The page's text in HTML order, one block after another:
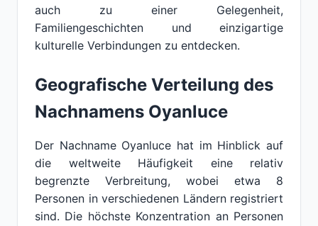
auch zu einer Gelegenheit,
Familiengeschichten und einzigartige
kulturelle Verbindungen zu entdecken.
Geografische Verteilung des
Nachnamens Oyanluce
Der Nachname Oyanluce hat im Hinblick auf
die weltweite Häufigkeit eine relativ
begrenzte Verbreitung, wobei etwa 8
Personen in verschiedenen Ländern registriert
sind. Die höchste Konzentration an Personen